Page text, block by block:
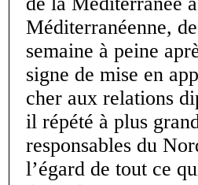
Méditerranéenne,
semaine à peine
signe de mise en
cher aux relations
il répété à plus
responsables du
l’égard de tout ce